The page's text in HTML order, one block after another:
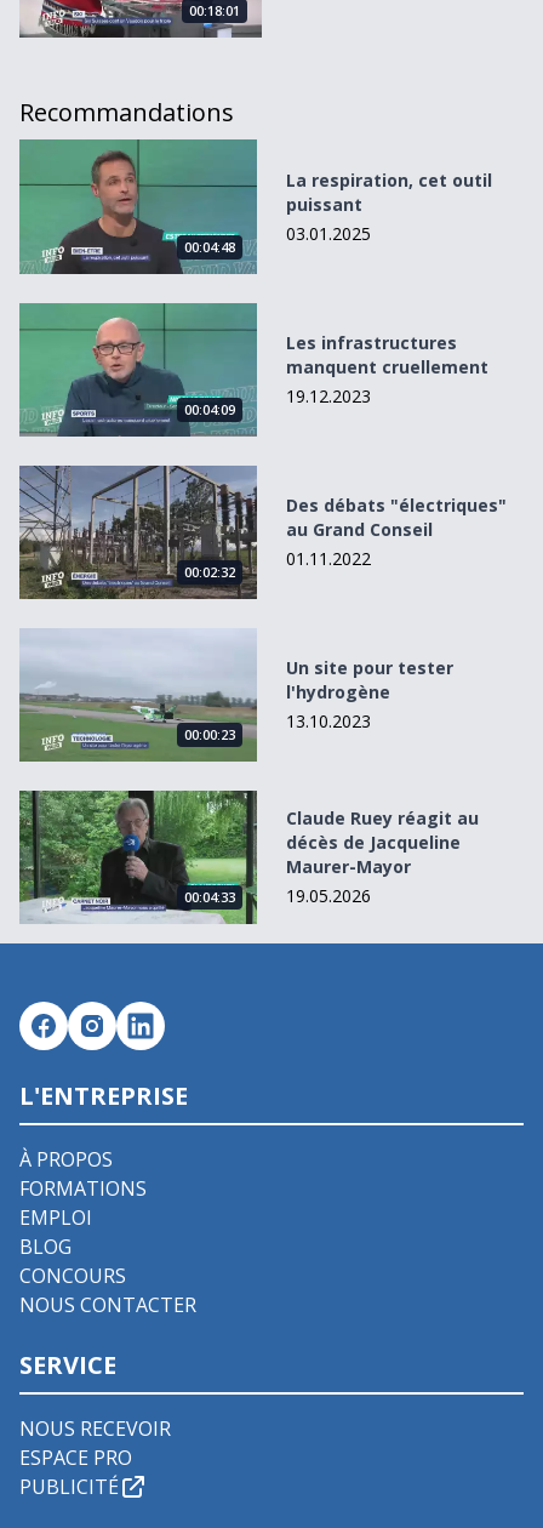
00:18:01
Recommandations
La respiration, cet outil puissant
00:04:48
La respiration, cet outil
puissant
03.01.2025
Les infrastructures manquent cruellement
00:04:09
Les infrastructures
manquent cruellement
19.12.2023
Des débats &quot;électriques&quot; au Grand Conseil
00:02:32
Des débats "électriques"
au Grand Conseil
01.11.2022
00:00:23
Un site pour tester
l'hydrogène
13.10.2023
Claude Ruey réagit au décès de Jacqueline Maurer-Mayor
00:04:33
Claude Ruey réagit au
décès de Jacqueline
Maurer-Mayor
19.05.2026
L'ENTREPRISE
À PROPOS
FORMATIONS
EMPLOI
BLOG
CONCOURS
NOUS CONTACTER
SERVICE
NOUS RECEVOIR
ESPACE PRO
PUBLICITÉ